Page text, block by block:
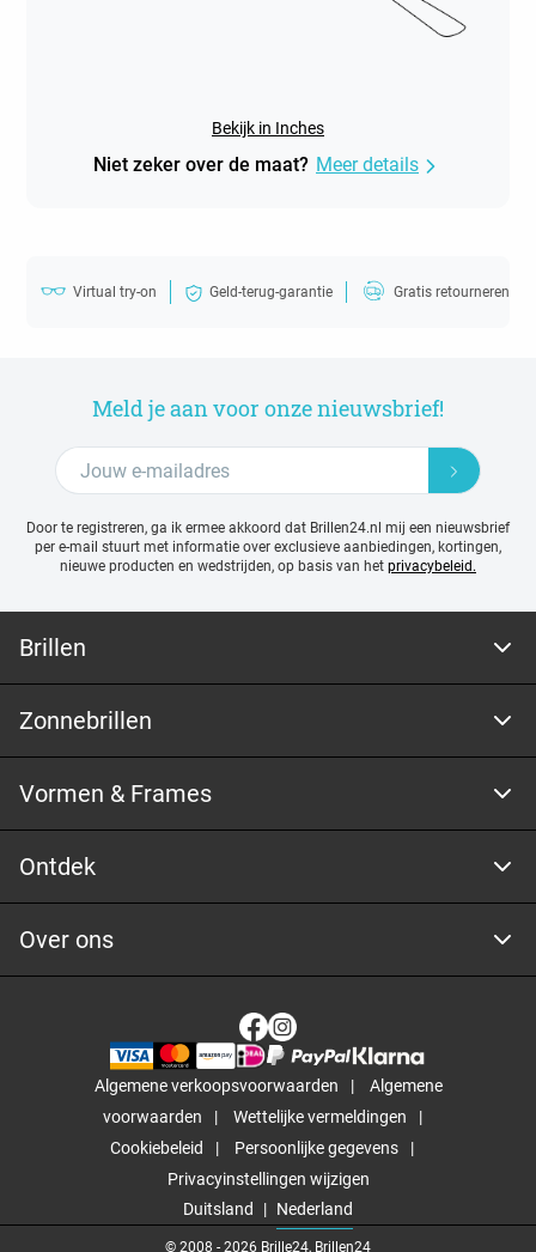
Bekijk in Inches
Niet zeker over de maat? Meer details
Virtual try-on Geld-terug-garantie Gratis retourneren
Meld je aan voor onze nieuwsbrief!
Door te registreren, ga ik ermee akkoord dat Brillen24.nl mij een nieuwsbrief
per e-mail stuurt met informatie over exclusieve aanbiedingen, kortingen,
nieuwe producten en wedstrijden, op basis van het privacybeleid.
Brillen
Zonnebrillen
Vormen & Frames
Ontdek
Over ons
Algemene verkoopsvoorwaarden
Algemene
voorwaarden
Wettelijke vermeldingen
Cookiebeleid
Persoonlijke gegevens
Privacyinstellingen wijzigen
Duitsland
Nederland
© 2008 - 2026 Brille24, Brillen24